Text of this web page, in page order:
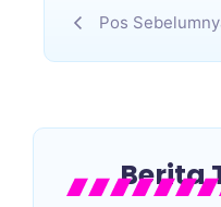
Pos
Berita